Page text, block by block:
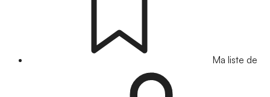
Ma liste de